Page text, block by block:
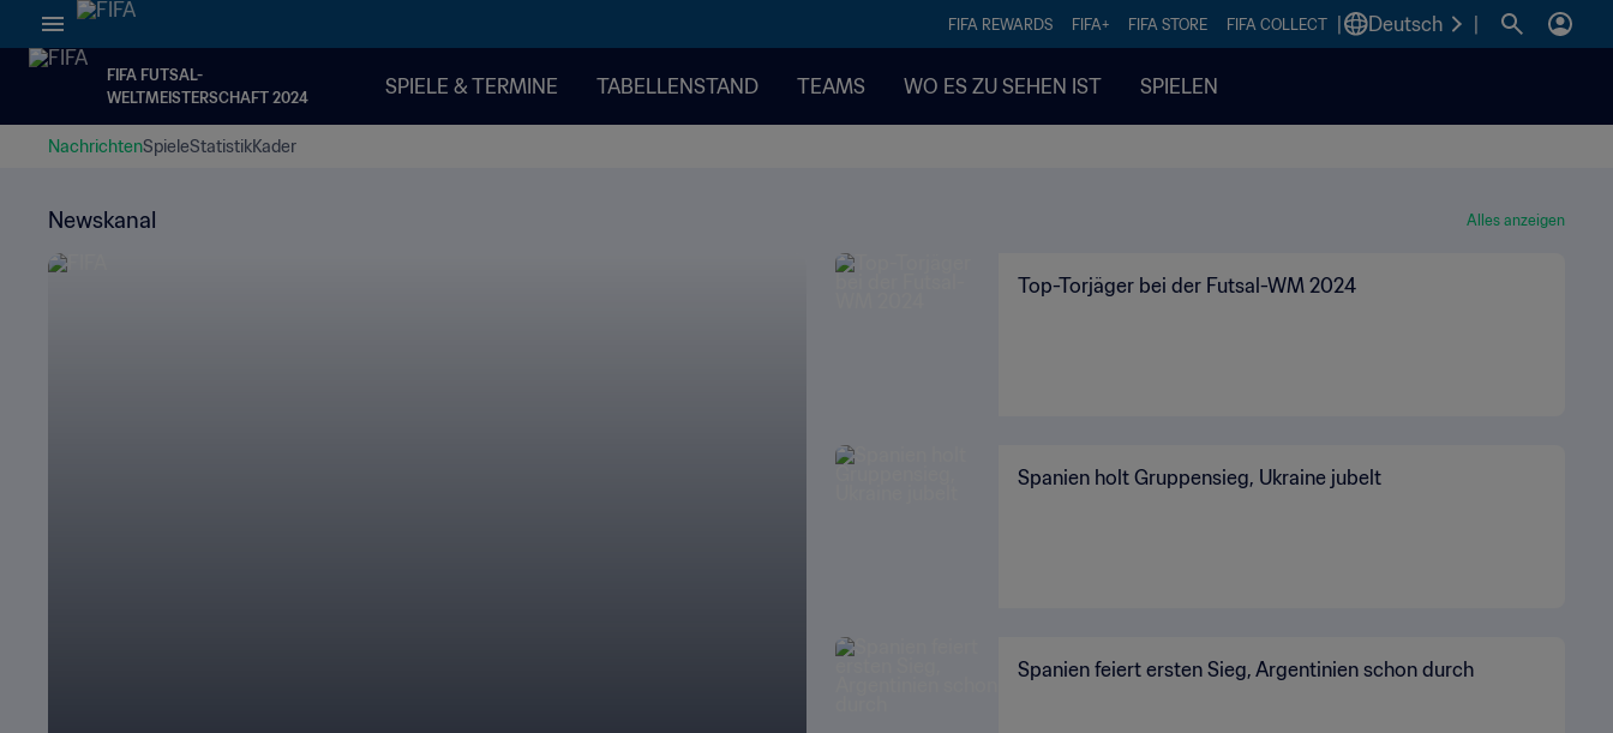
FIFA REWARDS FIFA+ FIFA STORE FIFA COLLECT Deutsch
FIFA FUTSAL-
WELTMEISTERSCHAFT 2024
SPIELE & TERMINE TABELLENSTAND TEAMS WO ES ZU SEHEN IST SPIELEN
NachrichtenSpieleStatistikKader
Newskanal Alles anzeigen
Top-Torjäger bei der Futsal-WM 2024
Spanien holt Gruppensieg, Ukraine jubelt
Spanien feiert ersten Sieg, Argentinien schon durch